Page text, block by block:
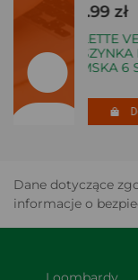
.99 zł
GILLETTE
MASZYNKA
DAMSKA 6
Dane dotyczące
informacje o